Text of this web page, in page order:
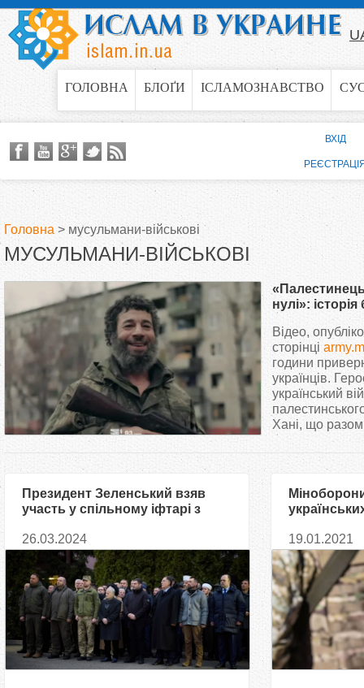
Jump to navigation
ГОЛОВНА БЛОҐИ ІСЛАМОЗНАВСТВО
В
є
у
Головна > мусульмани-військові
МУСУЛЬМАНИ-ВІЙСЬКОВІ
нулі»:
хвилю
Відео,
сторінці
години
українців.
український
Хані, що
Президент Зеленський взяв
участь у спільному іфтарі з
мусульманської спільноти
України
26.03.2024
19.01.2021
ВХІД